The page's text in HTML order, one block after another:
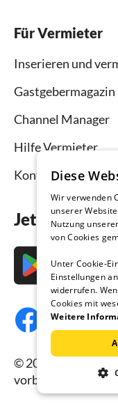
Für Vermieter
Inserieren und
Gastgebermagazin
Channel Manager
Hilfe Vermieter
Kontakt
Jetzt die
© 2026
vorbehalten.
Diese
Wir verwenden
unserer
Nutzung
von Cookies
Unter Cookie-
Einstellungen
widerrufen.
Cookies mit
Weitere